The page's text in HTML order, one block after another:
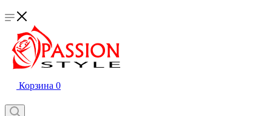
Корзина 0